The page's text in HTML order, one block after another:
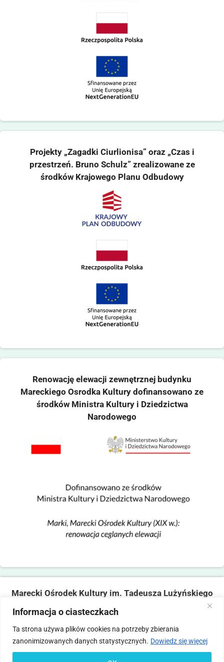
Informacja o ciasteczkach
Ta strona używa plików cookies na potrzeby zbierania
zanonimizowanych danych statystycznych. Dowiedz się więcej
Projekty „Zagadki Ciurlionisa” oraz „Czas i
przestrzeń. Bruno Schulz” zrealizowane ze
środków Krajowego Planu Odbudowy
Renowację elewacji zewnętrznej budynku
Mareckiego Osrodka Kultury dofinansowano ze
środków Ministra Kultury i Dziedzictwa
Narodowego
Marecki Ośrodek Kultury im. Tadeusza Lużyńskiego
ul. Fabryczna 2, 05-270 Marki
tel. 22 781 14 06,mokmarki@mokmarki.pl
Statut
Pliki
Polityka
prywatności
Deklaracja
Standardy Ochrony